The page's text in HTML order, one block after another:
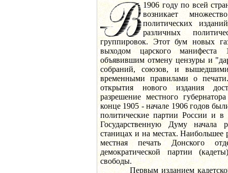
1906 году по всей
возникает
политических
различных
группировок. Этот бум новых
выходом царского манифеста
объявившим отмену цензуры и
собраний, союзов, и
временными правилами о
открытия нового издания
разрешение местного
конце 1905 - начале 1906 годов
политические партии России и
Государственную Думу начала
станицах и на местах. Наибольшее
местная печать Донского
демократической партии
свободы.
Первым изданием кадетского